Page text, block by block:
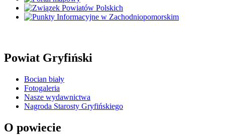
Powiat Gryfiński
Bocian biały
Fotogaleria
Nasze wydawnictwa
Nagroda Starosty Gryfińskiego
O powiecie